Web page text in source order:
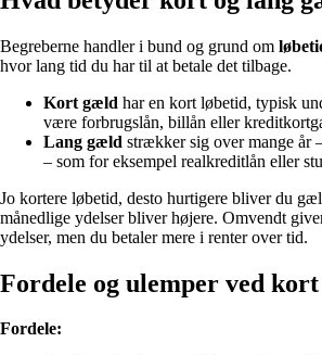
Begreberne handler i bund og grund om
hvor lang tid du har til at betale det tilbage.
Kort gæld har en kort løbetid, typisk
være forbrugslån, billån eller
Lang gæld strækker sig over mange år
– som for eksempel realkreditlån eller
Jo kortere løbetid, desto hurtigere bliver du
månedlige ydelser bliver højere. Omvendt
ydelser, men du betaler mere i renter over tid.
Fordele og ulemper ved
Fordele: